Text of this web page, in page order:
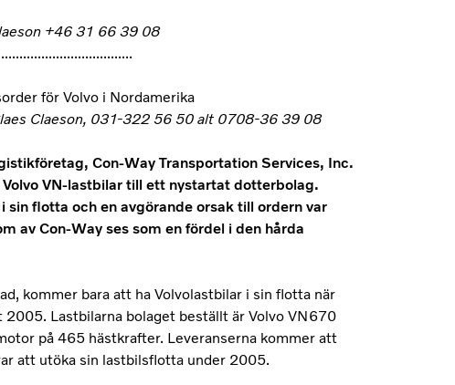
+46 31 66 39 08
för Volvo i Nordamerika
Claeson, 031-322 56 50 alt 0708-36 39 08
Con-Way Transportation Services, Inc.
VN-lastbilar till ett nystartat dotterbolag.
flotta och en avgörande orsak till ordern var
av Con-Way ses som en fördel i den hårda
kommer bara att ha Volvolastbilar i sin flotta när
Lastbilarna bolaget beställt är Volvo VN670
på 465 hästkrafter. Leveranserna kommer att
att utöka sin lastbilsflotta under 2005.